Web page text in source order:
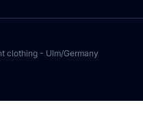
clothing - Ulm/Germany